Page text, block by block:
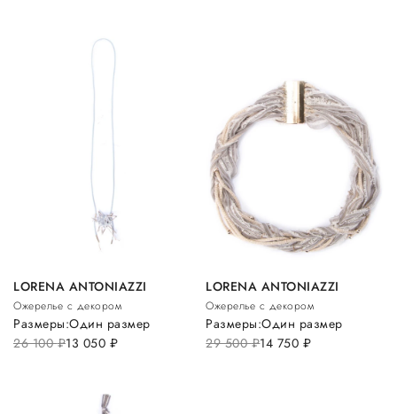
LORENA ANTONIAZZI
Ожерелье с декором
26 100руб.13 050 руб.
Размеры:Один размер
LORENA ANTONIAZZI
Ожерелье с декором
29 500руб.14 750 руб.
Размеры:Один размер